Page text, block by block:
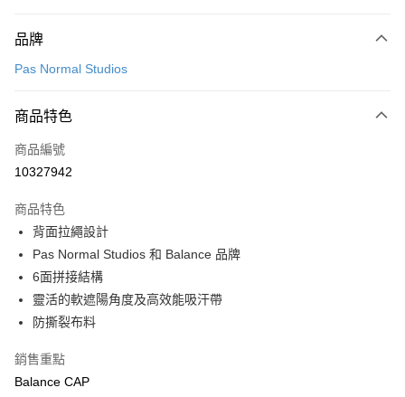
信用卡一次付款
LINE Pay
Apple Pay
運送方式
全家店到店
每筆NT$80，滿NT$10,000(含以上)免運費
付款後全家取貨
品牌
Pas Normal Studios
商品特色
商品編號
10327942
商品特色
背面拉繩設計
Pas Normal Studios 和 Balance 品牌
6面拼接結構
靈活的軟遮陽角度及高效能吸汗帶
防撕裂布料
銷售重點
Balance CAP